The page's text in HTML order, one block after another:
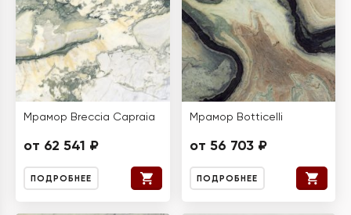
Мрамор Breccia Capraia
от 62 541 ₽
ПОДРОБНЕЕ
Мрамор Botticelli
от 56 703 ₽
ПОДРОБНЕЕ